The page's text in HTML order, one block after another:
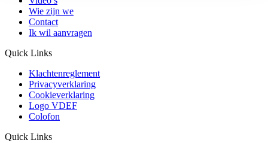
Wie zijn we
Contact
Ik wil aanvragen
Quick Links
Klachtenreglement
Privacyverklaring
Cookieverklaring
Logo VDEF
Colofon
Quick Links